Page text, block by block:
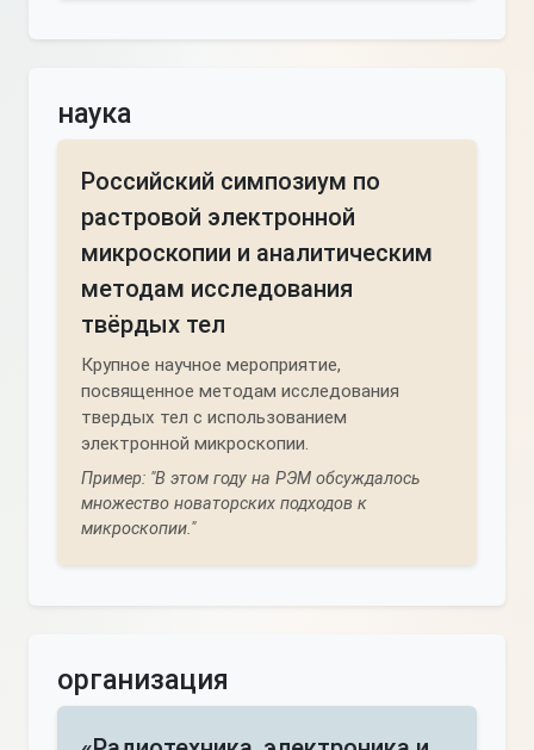
наука
Российский симпозиум по
растровой электронной
микроскопии и аналитическим
методам исследования
твёрдых тел
Крупное научное мероприятие,
посвященное методам исследования
твердых тел с использованием
электронной микроскопии.
Пример: "В этом году на РЭМ обсуждалось
множество новаторских подходов к
микроскопии."
организация